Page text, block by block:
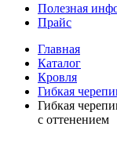
Полезная
Прайс
Главная
Каталог
Кровля
Гибкая
Гибкая
с оттенением